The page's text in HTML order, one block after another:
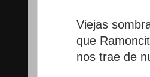
Viejas
que
nos trae de